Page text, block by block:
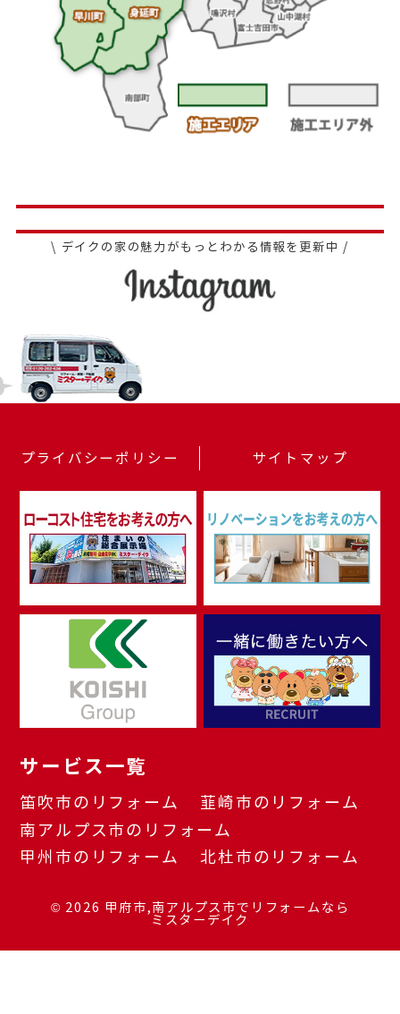
\ デイクの家の魅力がもっとわかる情報を更新中 /
プライバシーポリシー サイトマップ
サービス一覧
笛吹市のリフォーム
韮崎市のリフォーム
南アルプス市のリフォーム
甲州市のリフォーム
北杜市のリフォーム
© 2026 甲府市,南アルプス市でリフォームなら
ミスターデイク